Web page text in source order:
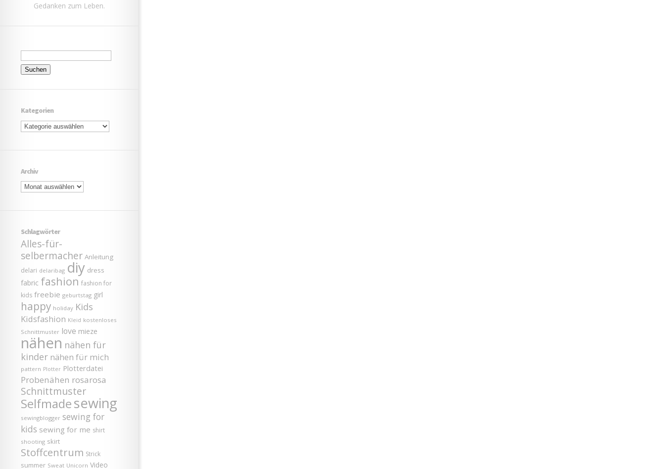
Gedanken zum Leben.
Suchen
nach:
Kategorien
Kategorien
Archiv
Archiv
Schlagwörter
Alles-für-
selbermacher Anleitung
delari delaribag diy dress
fabric fashion fashion for
kids freebie geburtstag girl
happy holiday Kids
Kidsfashion Kleid kostenloses
Schnittmuster love mieze
nähen nähen für
kinder nähen für mich
pattern Plotter Plotterdatei
Probenähen rosarosa
Schnittmuster
Selfmadesewing
sewingblogger sewing for
kids sewing for me shirt
shooting skirt
Stoffcentrum Strick
summer Sweat Unicorn Video